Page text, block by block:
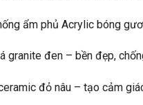
ẩm phủ Acrylic bóng
granite đen – bền đẹp,
đỏ nâu – tạo cảm